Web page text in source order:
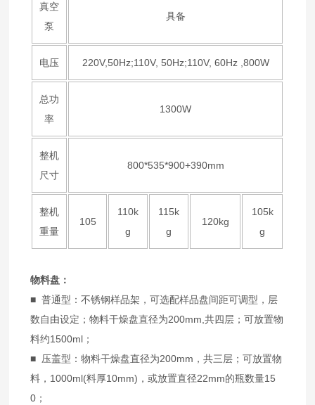
真空
泵
具备
电压 220V,50Hz;110V, 50Hz;110V, 60Hz ,800W
总功
率
1300W
整机
尺寸
800*535*900+390mm
整机
重量
105
110k
g
115k
g
120kg
105k
g
物料盘：
■ 普通型：不锈钢样品架，可选配样品盘间距可调型，层
数自由设定；物料干燥盘直径为200mm,共四层；可放置物
料约1500ml；
■ 压盖型：物料干燥盘直径为200mm，共三层；可放置物
料，1000ml(料厚10mm)，或放置直径22mm的瓶数量15
0；